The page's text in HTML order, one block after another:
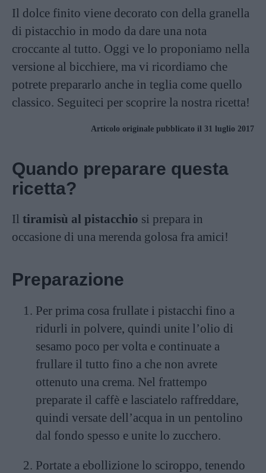
Il dolce finito viene decorato con della granella
di pistacchio in modo da dare una nota
croccante al tutto. Oggi ve lo proponiamo nella
versione al bicchiere, ma vi ricordiamo che
potrete prepararlo anche in teglia come quello
classico. Seguiteci per scoprire la nostra ricetta!
Articolo originale pubblicato il 31 luglio 2017
Quando preparare questa
ricetta?
Il tiramisù al pistacchio si prepara in
occasione di una merenda golosa fra amici!
Preparazione
Per prima cosa frullate i pistacchi fino a
ridurli in polvere, quindi unite l’olio di
sesamo poco per volta e continuate a
frullare il tutto fino a che non avrete
ottenuto una crema. Nel frattempo
preparate il caffè e lasciatelo raffreddare,
quindi versate dell’acqua in un pentolino
dal fondo spesso e unite lo zucchero.
Portate a ebollizione lo sciroppo, tenendo